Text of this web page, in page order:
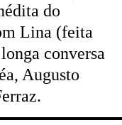
do
Lina (feita
conversa
Augusto